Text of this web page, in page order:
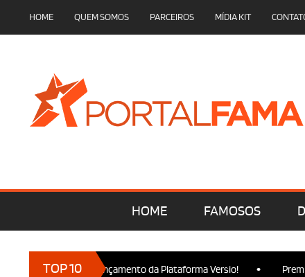
HOME QUEM SOMOS PARCEIROS MÍDIA KIT
HOME FAMOSOS
TOP 10
presença no Lançamento da Plataforma Versio! • Premiere